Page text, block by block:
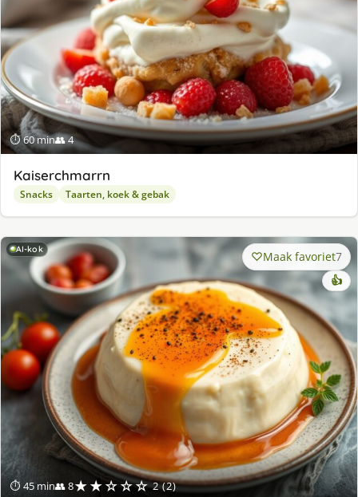
⏱ 60 min👥 4
Kaiserchmarrn
Snacks Taarten, koek & gebak
AI-kok
⏱ 45 min👥 8★★☆☆☆ 2 (2)
Maak favoriet7
👍